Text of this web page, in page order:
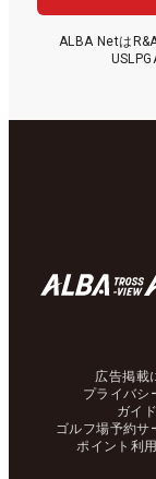
ALBA Netは
広告掲載
プライバシ
ガイ
ゴルフ場予約サ
ポイント利